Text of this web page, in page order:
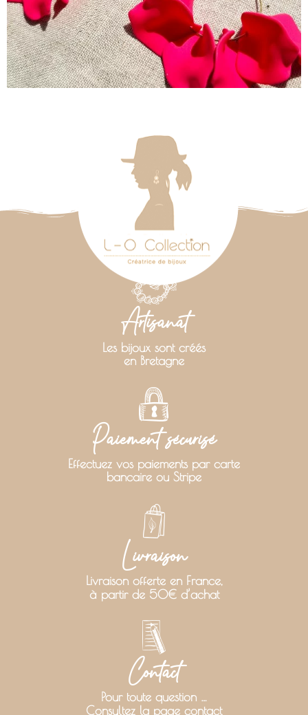
Artisanat
Les bijoux sont créés
en Bretagne
Paiement sécurisé
Effectuez vos paiements par carte
bancaire ou Stripe
Livraison
Livraison offerte en France,
à partir de 50€ d’achat
Contact
Pour toute question …
Consultez la page contact